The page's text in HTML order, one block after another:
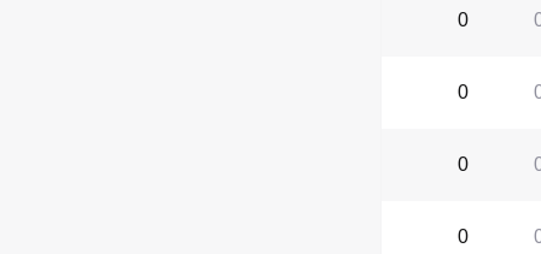
0
0
0
0